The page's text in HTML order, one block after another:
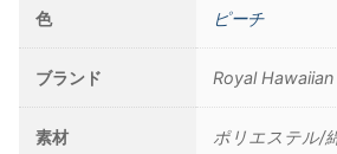
色 ピーチ
ブランド Royal
素材 ポリエステル/